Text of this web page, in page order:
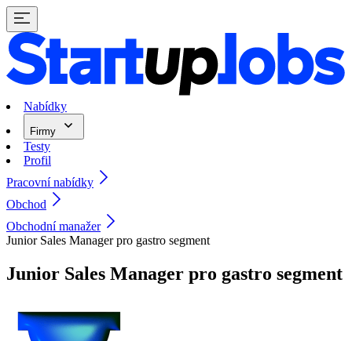
Nabídky
Firmy
Testy
Profil
Pracovní nabídky
Obchod
Obchodní manažer
Junior Sales Manager pro gastro segment
Junior Sales Manager pro gastro segment